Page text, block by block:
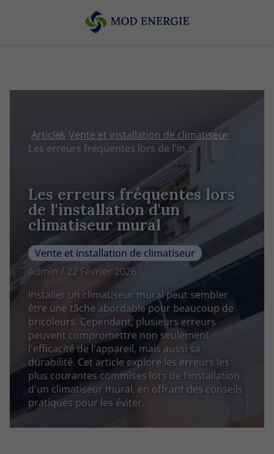
Articles Vente et installation de climatiseur
Les erreurs fréquentes lors de l'installation d'un climatiseur mural
Les erreurs fréquentes lors
de l'installation d'un
climatiseur mural
Vente et installation de climatiseur
Admin / 22 Février 2026
Installer un climatiseur mural peut sembler
être une tâche abordable pour beaucoup de
bricoleurs. Cependant, plusieurs erreurs
peuvent compromettre non seulement
l'efficacité de l'appareil, mais aussi sa
durabilité. Cet article explore les erreurs les
plus courantes commises lors de l'installation
d'un climatiseur mural, en offrant des conseils
pratiques pour les éviter.